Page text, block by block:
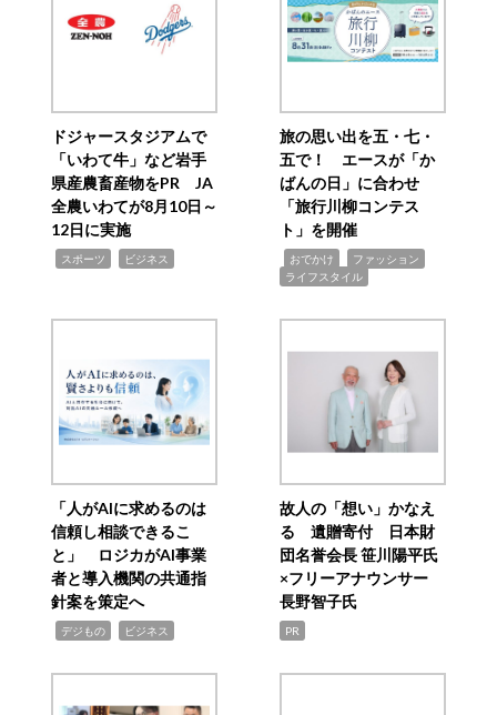
ドジャースタジアムで
「いわて牛」など岩手
県産農畜産物をPR JA
全農いわてが8月10日～
12日に実施
スポーツ ビジネス
旅の思い出を五・七・
五で！ エースが「か
ばんの日」に合わせ
「旅行川柳コンテス
ト」を開催
おでかけ ファッション
ライフスタイル
「人がAIに求めるのは
信頼し相談できるこ
と」 ロジカがAI事業
者と導入機関の共通指
針案を策定へ
デジもの ビジネス
故人の「想い」かなえ
る 遺贈寄付 日本財
団名誉会長 笹川陽平氏
×フリーアナウンサー
長野智子氏
PR